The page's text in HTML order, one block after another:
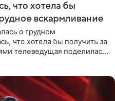
что хотела бы
вскармливание
о грудном
что хотела бы получить за
телеведущая поделилась